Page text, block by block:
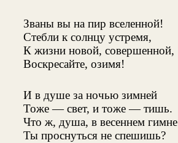
Званы вы на пир вселенной!
Стебли к солнцу устремя,
К жизни новой, совершенной,
Воскресайте, озимя!
И в душе за ночью зимней
Тоже — свет, и тоже — тишь.
Что ж, душа, в весеннем гимне
Ты проснуться не спешишь?